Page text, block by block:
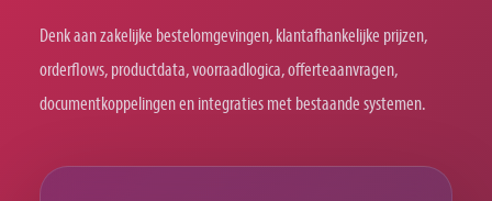
Denk aan zakelijke bestelomgevingen, klantafhankelijke prijzen,
orderflows, productdata, voorraadlogica, offerteaanvragen,
documentkoppelingen en integraties met bestaande systemen.